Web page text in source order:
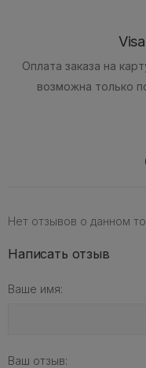
Оплата заказа на
возможна только
Нет отзывов о данном
Написать отзыв
Ваше имя:
Ваш отзыв: